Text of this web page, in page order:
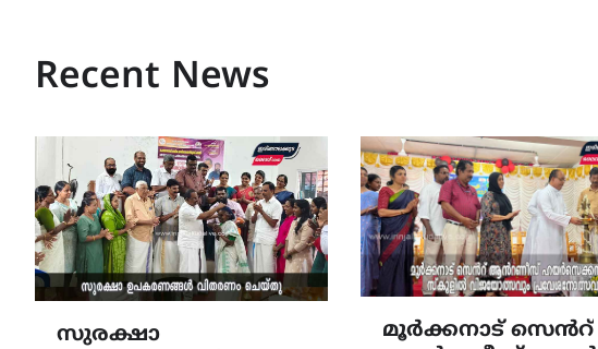
Recent News
സുരക്ഷാ
മൂർക്കനാട് സെൻറ്